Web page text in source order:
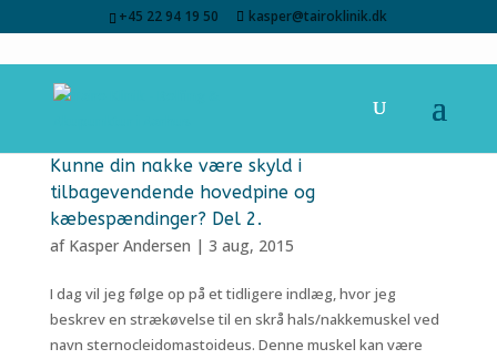
+45 22 94 19 50 kasper@tairoklinik.dk
Kunne din nakke være skyld i
tilbagevendende hovedpine og
kæbespændinger? Del 2.
af Kasper Andersen | 3 aug, 2015
I dag vil jeg følge op på et tidligere indlæg, hvor jeg
beskrev en strækøvelse til en skrå hals/nakkemuskel ved
navn sternocleidomastoideus. Denne muskel kan være